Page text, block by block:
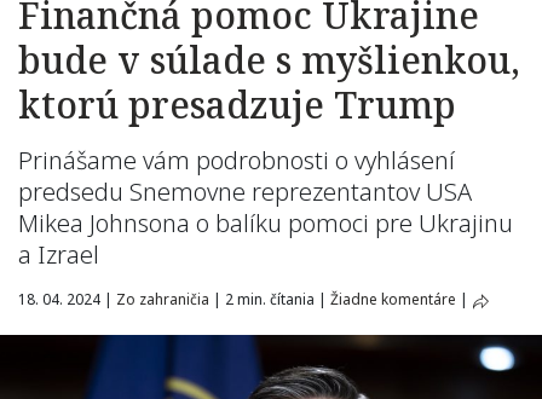
Finančná pomoc Ukrajine
bude v súlade s myšlienkou,
ktorú presadzuje Trump
Prinášame vám podrobnosti o vyhlásení
predsedu Snemovne reprezentantov USA
Mikea Johnsona o balíku pomoci pre Ukrajinu
a Izrael
18. 04. 2024 | Zo zahraničia | 2 min. čítania | Žiadne komentáre |